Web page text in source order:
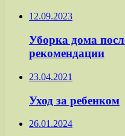
12.09.2023
Уборка дома
рекомендации
23.04.2021
Уход за ребенком
26.01.2024